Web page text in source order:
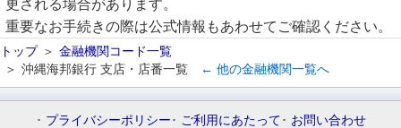
更される場合があります。
重要なお手続きの際は公式情報もあわせてご確認ください。
トップ
金融機関コード一覧
沖縄海邦銀行 支店・店番一覧
← 他の金融機関一覧へ
プライバシーポリシー ご利用にあたって
お問い合わせ